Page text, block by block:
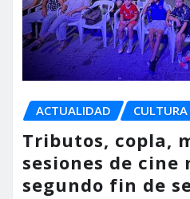
ACTUALIDAD CULTURA
Tributos, copla,
sesiones de cine
segundo fin de